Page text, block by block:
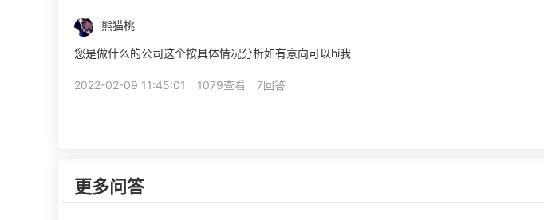
熊猫桃
您是做什么的公司这个按具体情况分析如有意向可以hi我
2022-02-09 11:45:01 1079查看 7回答
更多问答